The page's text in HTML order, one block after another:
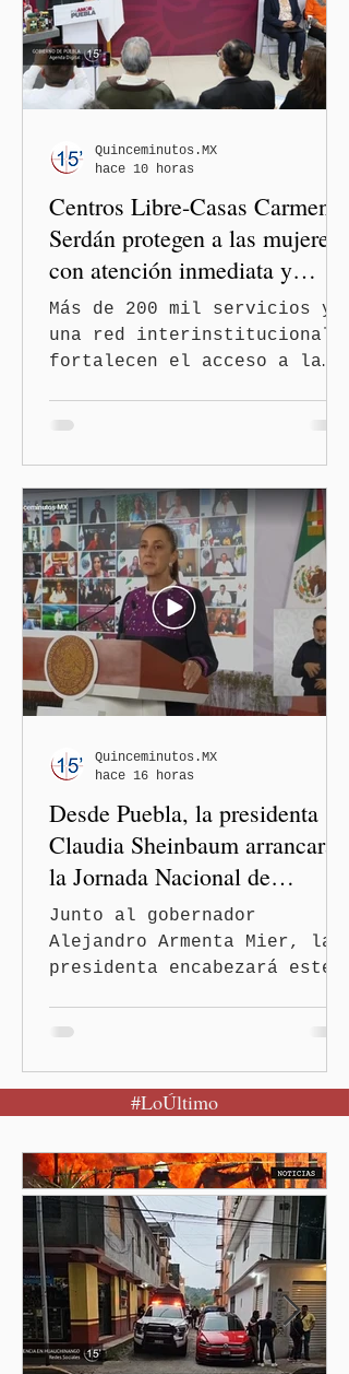
dirigencia nacional de
Morena y dejó en manos de
la Comisión Nacional de
Honor y Justicia (CNHJ) el
de la bancada de Morena en
el Congreso de Puebla.
Centros Libre-Casas Carmen
Serdán protegen a las mujeres
con atención inmediata y
disminuyen feminicidios
Más de 200 mil servicios y
una red interinstitucional
fortalecen el acceso a la
feminicidio en Puebla
disminuyó en un 60 por
ciento, durante el primer
semestre de 2026, gracias
al modelo de los Centros
LIBRE (Libertad, Igualdad,
Bienestar, Redes,
Emancipación)–Casas Carmen
Serdán, que descentraliza
la justicia. En rueda de
Alejandro Armenta Mier
resaltó este logro
interinstituci
Quinceminutos.MX
hace 10 horas
Desde Puebla, la presidenta
Claudia Sheinbaum arrancará
la Jornada Nacional de
Reforestación
Junto al gobernador
Alejandro Armenta Mier, la
presidenta encabezará este
de México.-Puebla será el
punto de partida de la
Reforestación, una
estrategia del Gobierno de
México que reunirá de
manera simultánea a
autoridades, ejidos,
comunidades y ciudadanía de
las 32 entidades para
impulsar la restauración de
los ecosistemas forestales.
Quinceminutos.MX
hace 16 horas
#LoÚltimo